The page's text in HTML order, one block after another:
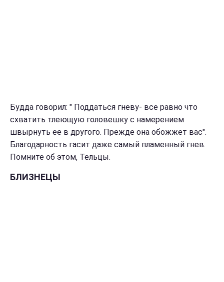
Будда говорил: " Поддаться гневу- все равно что
схватить тлеющую головешку с намерением
швырнуть ее в другого. Прежде она обожжет вас".
Благодарность гасит даже самый пламенный гнев.
Помните об этом, Тельцы.
БЛИЗНЕЦЫ